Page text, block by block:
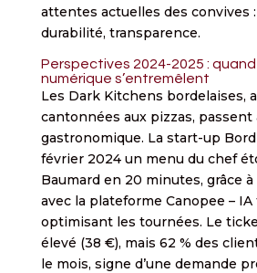
attentes actuelles des convives
durabilité, transparence.
Perspectives 2024-2025 :
numérique s’entremêlent
Les Dark Kitchens bordelaises,
cantonnées aux pizzas, passent
gastronomique. La start-up
février 2024 un menu du chef
Baumard en 20 minutes, grâce
avec la plateforme Canopee – IA
optimisant les tournées. Le
élevé (38 €), mais 62 % des
le mois, signe d’une demande